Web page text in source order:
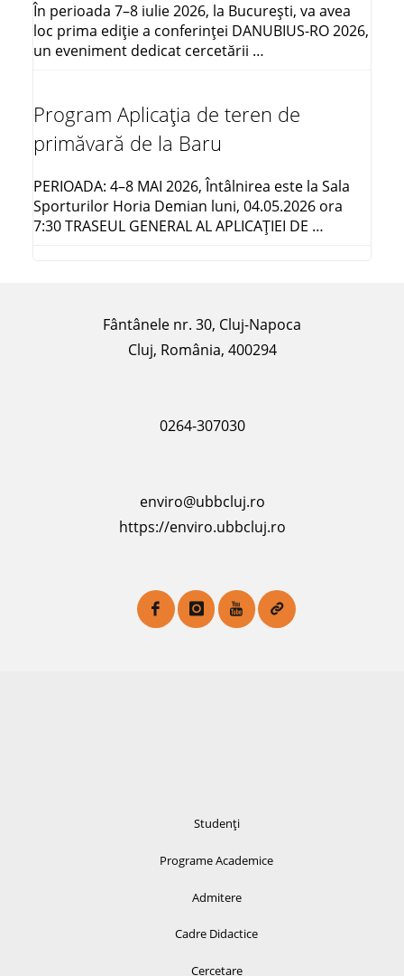
În perioada 7–8 iulie 2026, la București, va avea
loc prima ediție a conferinței DANUBIUS-RO 2026,
un eveniment dedicat cercetării …
Program Aplicația de teren de
primăvară de la Baru
PERIOADA: 4–8 MAI 2026, Întâlnirea este la Sala
Sporturilor Horia Demian luni, 04.05.2026 ora
7:30 TRASEUL GENERAL AL APLICAŢIEI DE …
Fântânele nr. 30, Cluj-Napoca
Cluj, România, 400294
0264-307030
enviro@ubbcluj.ro
https://enviro.ubbcluj.ro
Studenți
Programe Academice
Admitere
Cadre Didactice
Cercetare